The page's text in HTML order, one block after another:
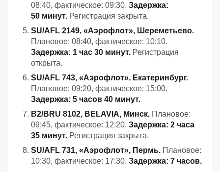
08:40, фактическое: 09:30. Задержка:
50 минут. Регистрация закрыта.
SU/AFL 2149, «Аэрофлот», Шереметьево.
Плановое: 08:40, фактическое: 10:10.
Задержка: 1 час 30 минут. Регистрация
открыта.
SU/AFL 743, «Аэрофлот», Екатеринбург.
Плановое: 09:20, фактическое: 15:00.
Задержка: 5 часов 40 минут.
B2/BRU 8102, BELAVIA, Минск. Плановое:
09:45, фактическое: 12:20. Задержка: 2 часа
35 минут. Регистрация закрыта.
SU/AFL 731, «Аэрофлот», Пермь. Плановое:
10:30, фактическое: 17:30. Задержка: 7 часов.